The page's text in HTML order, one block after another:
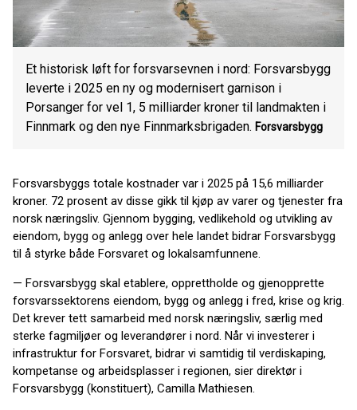
Et historisk løft for forsvarsevnen i nord: Forsvarsbygg
leverte i 2025 en ny og modernisert garnison i
Porsanger for vel 1, 5 milliarder kroner til landmakten i
Finnmark og den nye Finnmarksbrigaden. Forsvarsbygg
Forsvarsbyggs totale kostnader var i 2025 på 15,6 milliarder
kroner. 72 prosent av disse gikk til kjøp av varer og tjenester fra
norsk næringsliv. Gjennom bygging, vedlikehold og utvikling av
eiendom, bygg og anlegg over hele landet bidrar Forsvarsbygg
til å styrke både Forsvaret og lokalsamfunnene.
— Forsvarsbygg skal etablere, opprettholde og gjenopprette
forsvarssektorens eiendom, bygg og anlegg i fred, krise og krig.
Det krever tett samarbeid med norsk næringsliv, særlig med
sterke fagmiljøer og leverandører i nord. Når vi investerer i
infrastruktur for Forsvaret, bidrar vi samtidig til verdiskaping,
kompetanse og arbeidsplasser i regionen, sier direktør i
Forsvarsbygg (konstituert), Camilla Mathiesen.